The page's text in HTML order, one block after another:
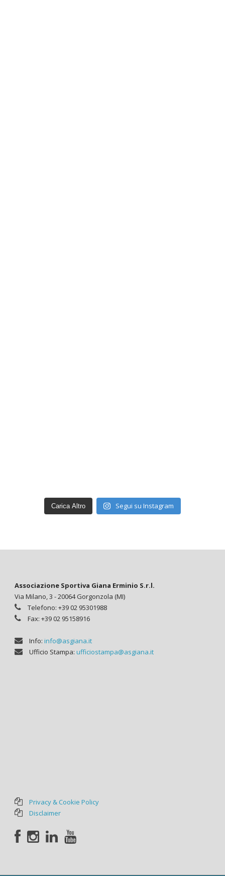
Carica Altro Segui su Instagram
Associazione Sportiva Giana Erminio S.r.l.
Via Milano, 3 - 20064 Gorgonzola (MI)
Telefono: +39 02 95301988
Fax: +39 02 95158916
Info: info@asgiana.it
Ufficio Stampa: ufficiostampa@asgiana.it
Privacy & Cookie Policy
Disclaimer